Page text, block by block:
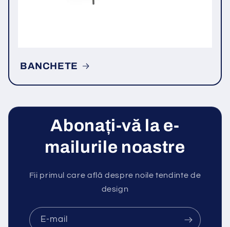
BANCHETE
Abonați-vă la e-
mailurile noastre
Fii primul care află despre noile tendinte de
design
E-mail